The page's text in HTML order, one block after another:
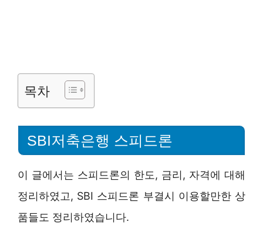
목차
SBI저축은행 스피드론
이 글에서는 스피드론의 한도, 금리, 자격에 대해
정리하였고, SBI 스피드론 부결시 이용할만한 상
품들도 정리하였습니다.